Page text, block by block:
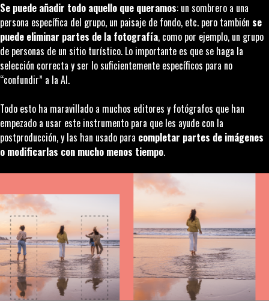
Se puede añadir todo aquello que queramos: un sombrero a una
persona específica del grupo, un paisaje de fondo, etc. pero también se
puede eliminar partes de la fotografía, como por ejemplo, un grupo
de personas de un sitio turístico. Lo importante es que se haga la
selección correcta y ser lo suficientemente específicos para no
“confundir” a la AI.
Todo esto ha maravillado a muchos editores y fotógrafos que han
empezado a usar este instrumento para que les ayude con la
postproducción, y las han usado para completar partes de imágenes
o modificarlas con mucho menos tiempo.